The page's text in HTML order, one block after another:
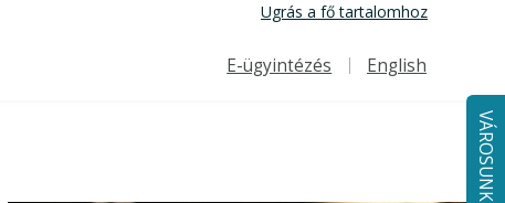
Ugrás a fő tartalomhoz
Felső navigáció
E-ügyintézés English
VÁROSUNK